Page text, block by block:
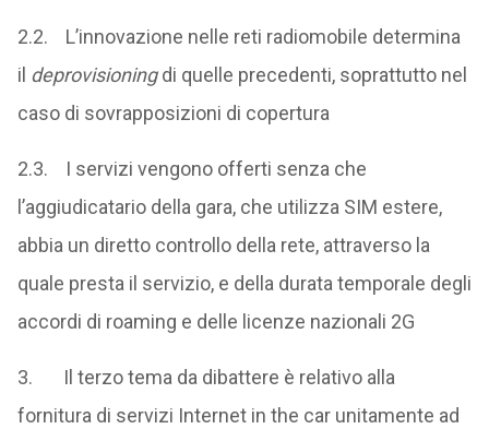
2.2. L’innovazione nelle reti radiomobile determina
il deprovisioningdi quelle precedenti, soprattutto nel
caso di sovrapposizioni di copertura
2.3. I servizi vengono offerti senza che
l’aggiudicatario della gara, che utilizza SIM estere,
abbia un diretto controllo della rete, attraverso la
quale presta il servizio, e della durata temporale degli
accordi di roaming e delle licenze nazionali 2G
3. Il terzo tema da dibattere è relativo alla
fornitura di servizi Internet in the car unitamente ad